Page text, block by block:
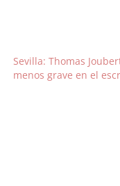
Sevilla: Thomas
menos grave en el